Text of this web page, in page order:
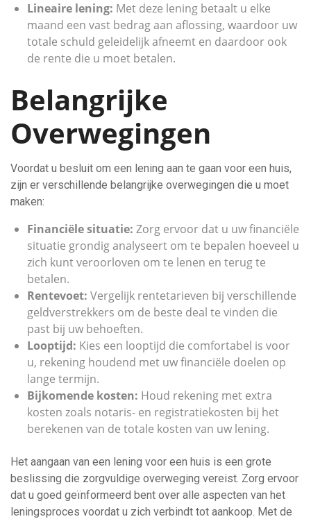
Lineaire lening: Met deze lening betaalt u elke
maand een vast bedrag aan aflossing, waardoor uw
totale schuld geleidelijk afneemt en daardoor ook
de rente die u moet betalen.
Belangrijke
Overwegingen
Voordat u besluit om een lening aan te gaan voor een huis,
zijn er verschillende belangrijke overwegingen die u moet
maken:
Financiële situatie: Zorg ervoor dat u uw financiële
situatie grondig analyseert om te bepalen hoeveel u
zich kunt veroorloven om te lenen en terug te
betalen.
Rentevoet: Vergelijk rentetarieven bij verschillende
geldverstrekkers om de beste deal te vinden die
past bij uw behoeften.
Looptijd: Kies een looptijd die comfortabel is voor
u, rekening houdend met uw financiële doelen op
lange termijn.
Bijkomende kosten: Houd rekening met extra
kosten zoals notaris- en registratiekosten bij het
berekenen van de totale kosten van uw lening.
Het aangaan van een lening voor een huis is een grote
beslissing die zorgvuldige overweging vereist. Zorg ervoor
dat u goed geïnformeerd bent over alle aspecten van het
leningsproces voordat u zich verbindt tot aankoop. Met de